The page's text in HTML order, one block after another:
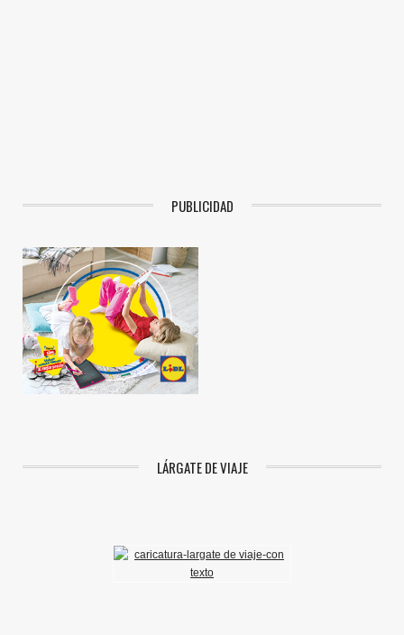
PUBLICIDAD
LÁRGATE DE VIAJE